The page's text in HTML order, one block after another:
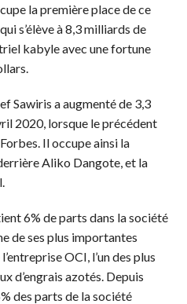
la première place de ce
s’élève à 8,3 milliards de
kabyle avec une fortune
Sawiris a augmenté de 3,3
2020, lorsque le précédent
Il occupe ainsi la
Aliko Dangote, et la
6% de parts dans la société
de ses plus importantes
OCI, l’un des plus
d’engrais azotés. Depuis
des parts de la société